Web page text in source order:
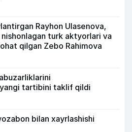
Rayhon Ulasenova,
turk aktyorlari va
qilgan Zebo Rahimova
tartibini taklif qildi
bilan xayrlashishi